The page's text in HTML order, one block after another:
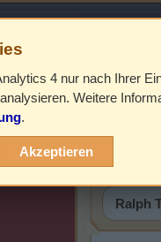
4 nur nach Ihrer
Weitere
.
Akzeptieren